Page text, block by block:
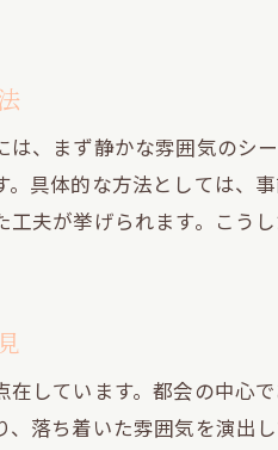
シーシャと語らいが繋ぐ道
落ち着いた空間でシーシャ
道玄坂でしか味わえないシ
円山町で叶えるリラックス
、まず静かな雰囲気のシ
具体的な方法としては、
夫が挙げられます。こう
しています。都会の中心
落ち着いた雰囲気を演出